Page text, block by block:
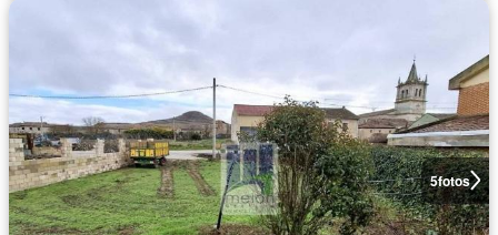
5fotos